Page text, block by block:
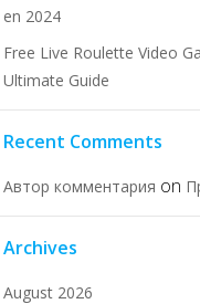
en 2024
Free Live Roulette Video
Ultimate Guide
Recent Comments
Автор комментария on
Archives
August 2026